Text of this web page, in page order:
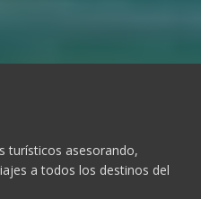
turísticos asesorando,
a todos los destinos del